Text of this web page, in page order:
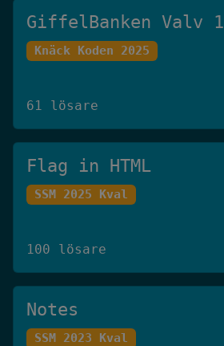
GiffelBanken Valv 1
Knäck Koden 2025
61 lösare
Flag in HTML
SSM 2025 Kval
100 lösare
Notes
SSM 2023 Kval